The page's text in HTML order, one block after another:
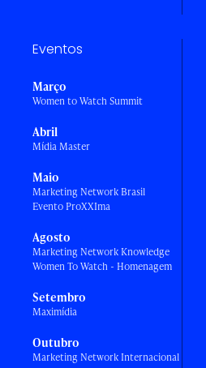
Eventos
Março
Women to Watch Summit
Abril
Mídia Master
Maio
Marketing Network Brasil
Evento ProXXIma
Agosto
Marketing Network Knowledge
Women To Watch - Homenagem
Setembro
Maximídia
Outubro
Marketing Network Internacional